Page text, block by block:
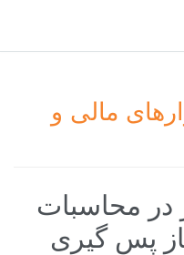
مالی و
در محاسبات
پس گیری